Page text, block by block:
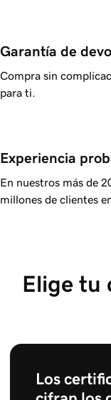
Garantía de
Compra sin
para ti.
Experiencia
En nuestros más de
millones de clientes
Elige tu
Los